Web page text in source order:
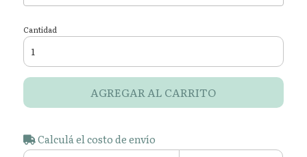
Cantidad
AGREGAR AL CARRITO
Calculá el costo de envío